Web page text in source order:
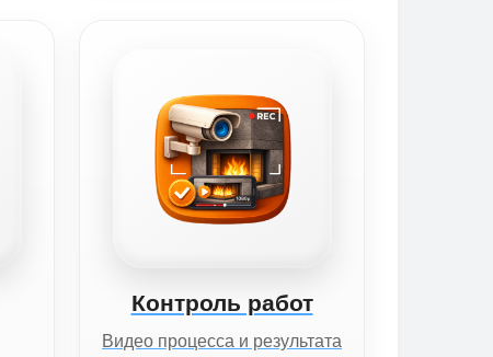
Контроль работ
Видео процесса и результата